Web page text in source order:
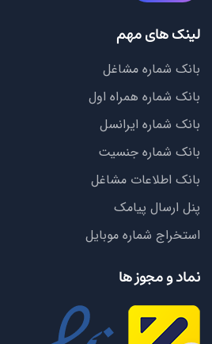
لینک های مهم
بانک شماره مشاغل
بانک شماره همراه اول
بانک شماره ایرانسل
بانک شماره جنسیت
بانک اطلاعات مشاغل
پنل ارسال پیامک
استخراج شماره موبایل
نماد و مجوز ها